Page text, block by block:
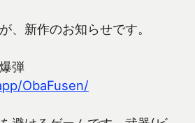
、新作のお知らせです。
弾
ObaFusen/